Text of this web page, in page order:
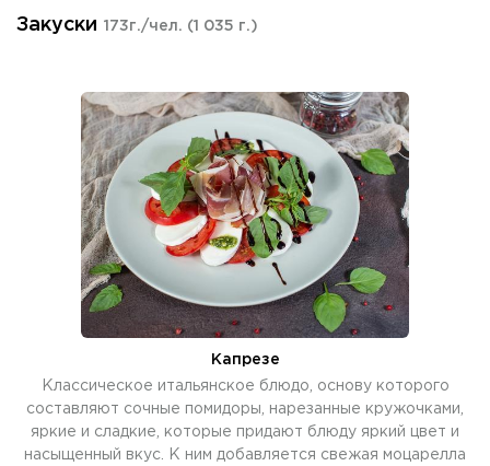
Закуски 173г./чел. (1 035 г.)
Капрезе
Классическое итальянское блюдо, основу которого
составляют сочные помидоры, нарезанные кружочками,
яркие и сладкие, которые придают блюду яркий цвет и
насыщенный вкус. К ним добавляется свежая моцарелла